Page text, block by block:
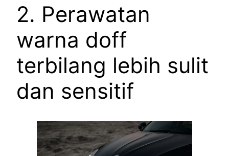
2. Perawatan
warna doff
terbilang lebih sulit
dan sensitif